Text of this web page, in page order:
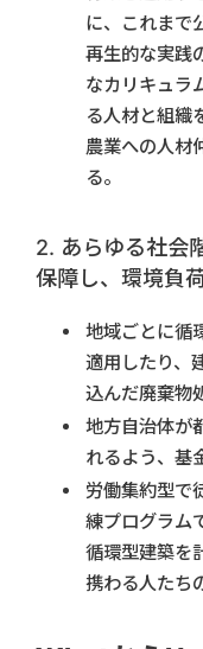
に、これまで
再生的な実践
なカリキュラ
る人材と組織
農業への人材
る。
2. あらゆる社会
保障し、環境負
地域ごとに循
適用したり、
込んだ廃棄物
地方自治体が
れるよう、基
労働集約型で
練プログラム
循環型建築を
携わる人たち